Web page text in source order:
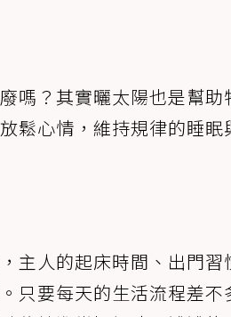
嗎？其實曬太陽也是幫
鬆心情，維持規律的睡眠
主人的起床時間、出門
只要每天的生活流程差